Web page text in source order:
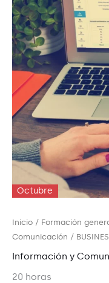
Octubre
Inicio / Formación
Comunicación /
Información y
20 horas